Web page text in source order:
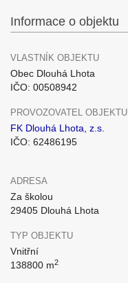
Informace o objektu
VLASTNÍK OBJEKTU
Obec Dlouhá Lhota
IČO: 00508942
PROVOZOVATEL OBJEKTU
FK Dlouhá Lhota, z.s.
IČO: 62486195
ADRESA
Za školou
29405 Dlouhá Lhota
TYP OBJEKTU
Vnitřní
138800 m2